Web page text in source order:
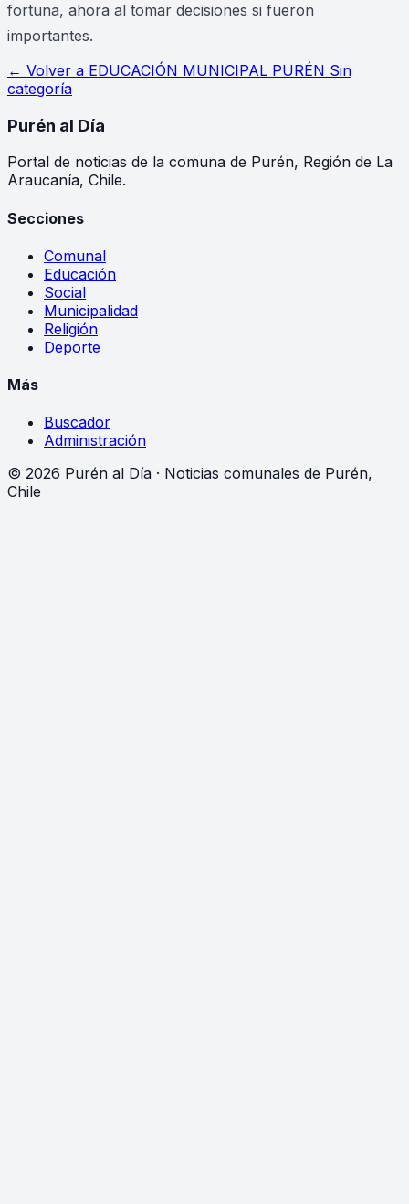
fortuna, ahora al tomar decisiones si fueron
importantes.
← Volver a EDUCACIÓN MUNICIPAL PURÉN Sin
categoría
Purén al Día
Portal de noticias de la comuna de Purén, Región de La
Araucanía, Chile.
Secciones
Comunal
Educación
Social
Municipalidad
Religión
Deporte
Más
Buscador
Administración
© 2026 Purén al Día · Noticias comunales de Purén,
Chile